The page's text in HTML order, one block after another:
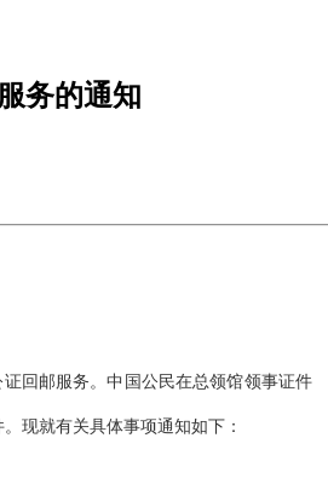
务的通知
回邮服务。中国公民在总领馆领事证件
现就有关具体事项通知如下：